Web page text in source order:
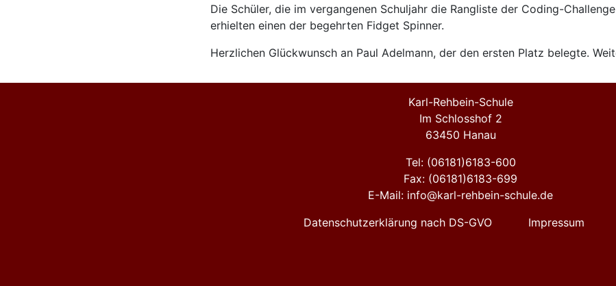
Die Schüler, die im vergangenen Schuljahr die Rangliste der Coding-
erhielten einen der begehrten Fidget Spinner.
Herzlichen Glückwunsch an Paul Adelmann, der den ersten Platz belegte.
Karl-Rehbein-Schule
Im Schlosshof 2
63450 Hanau
Tel: (06181)6183-600
Fax: (06181)6183-699
E-Mail: info@karl-rehbein-schule.de
Datenschutzerklärung nach DS-GVO
Impressum